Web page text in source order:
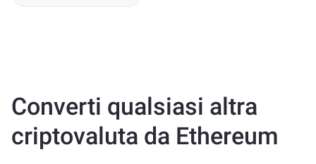
Converti qualsiasi altra
criptovaluta da Ethereum